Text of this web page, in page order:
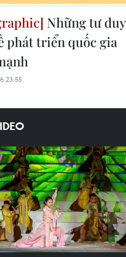
Những tư duy
phát triển quốc gia
23:55